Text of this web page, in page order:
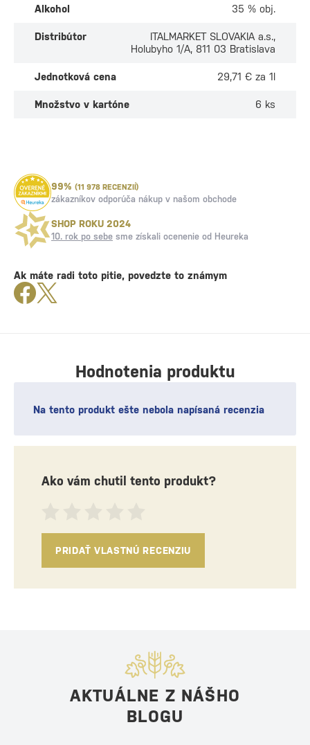
Alkohol 35 % obj.
Distribútor
ITALMARKET SLOVAKIA a.s.,
Holubyho 1/A, 811 03 Bratislava
Jednotková cena 29,71 € za 1l
Množstvo v kartóne 6 ks
Hodnotenia produktu
Na tento produkt ešte nebola napísaná recenzia
Ako vám chutil tento produkt?
PRIDAŤ VLASTNÚ RECENZIU
99% (11 978 RECENZIÍ)
zákazníkov odporúča nákup v našom obchode
SHOP ROKU 2024
10. rok po sebe sme získali ocenenie od Heureka
Ak máte radi toto pitie, povedzte to známym
AKTUÁLNE Z NÁŠHO
BLOGU